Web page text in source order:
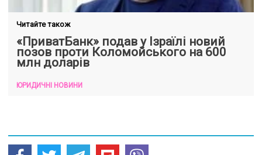
Читайте також
«ПриватБанк» подав у Ізраїлі новий
позов проти Коломойського на 600
млн доларів
ЮРИДИЧНІ НОВИНИ